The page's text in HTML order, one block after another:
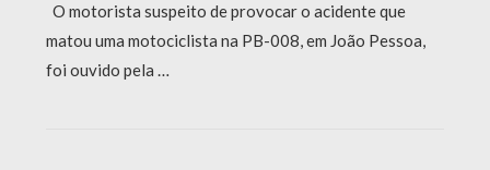
O motorista suspeito de provocar o acidente que
matou uma motociclista na PB-008, em João Pessoa,
foi ouvido pela …